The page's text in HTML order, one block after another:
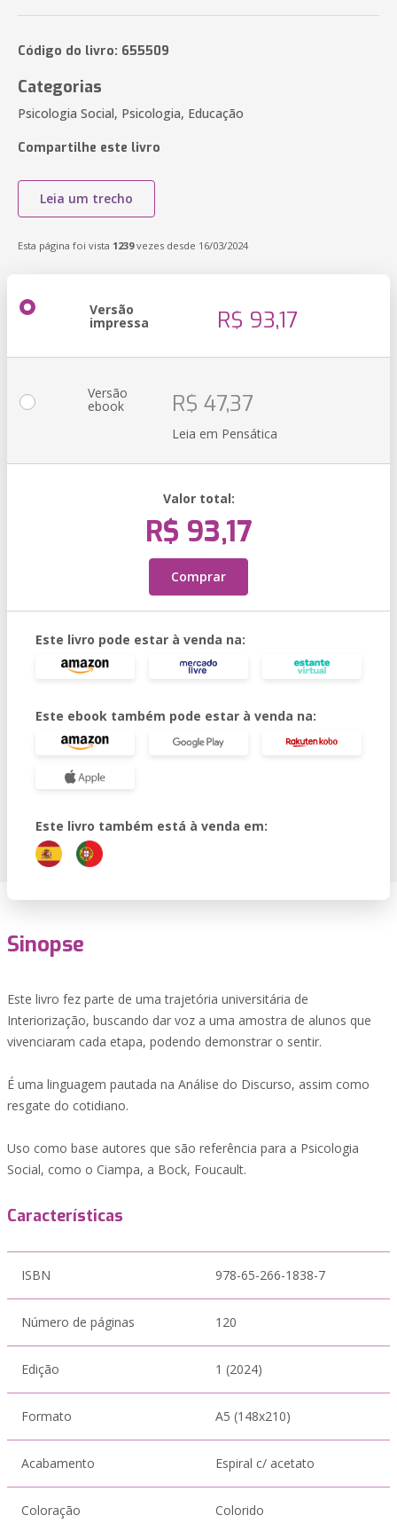
Código do livro: 655509
Categorias
Psicologia Social, Psicologia, Educação
Compartilhe este livro
Leia um trecho
Esta página foi vista 1239vezes desde 16/03/2024
Versão
impressa R$ 93,17
Versão
ebook R$ 47,37
Leia em Pensática
Valor total:
R$ 93,17
Comprar
Este livro pode estar à venda na:
Este ebook também pode estar à venda na:
Este livro também está à venda em:
Sinopse
Este livro fez parte de uma trajetória universitária de
Interiorização, buscando dar voz a uma amostra de alunos que
vivenciaram cada etapa, podendo demonstrar o sentir.
É uma linguagem pautada na Análise do Discurso, assim como
resgate do cotidiano.
Uso como base autores que são referência para a Psicologia
Social, como o Ciampa, a Bock, Foucault.
Características
ISBN 978-65-266-1838-7
Número de páginas 120
Edição 1 (2024)
Formato A5 (148x210)
Acabamento Espiral c/ acetato
Coloração Colorido